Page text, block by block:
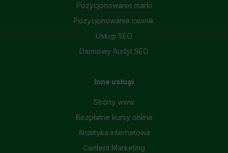
Pozycjonowanie marki
Pozycjonowanie cennik
Usługi SEO
Darmowy Audyt SEO
Inne usługi
Strony www
Bezpłatne kursy online
Analityka internetowa
Content Marketing